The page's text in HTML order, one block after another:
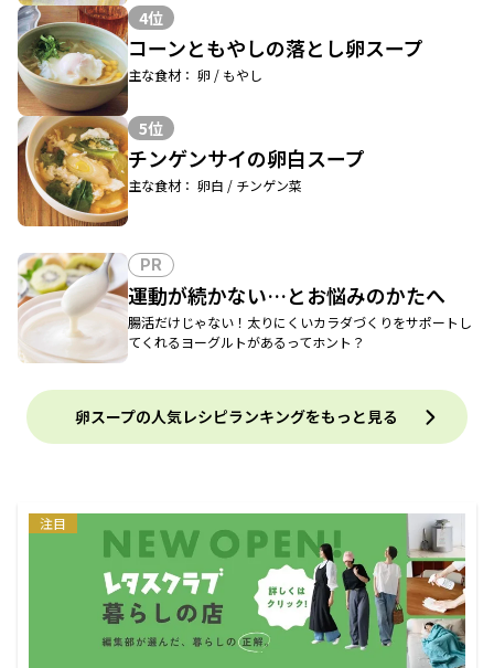
4位
コーンともやしの落とし卵スープ
主な食材： 卵 / もやし
5位
チンゲンサイの卵白スープ
主な食材： 卵白 / チンゲン菜
PR
運動が続かない…とお悩みのかたへ
腸活だけじゃない！太りにくいカラダづくりをサポートし
てくれるヨーグルトがあるってホント？
卵スープの人気レシピランキングをもっと見る
注目